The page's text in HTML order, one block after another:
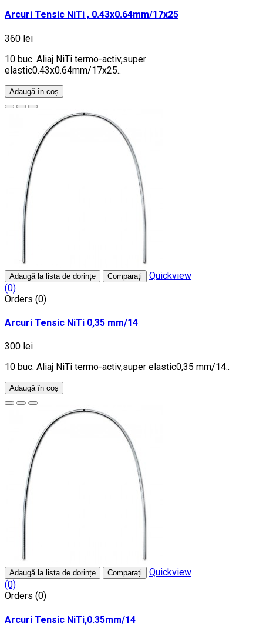
Arcuri Tensic NiTi , 0.43x0.64mm/17x25
360 lei
10 buc. Aliaj NiTi termo-activ,super
elastic0.43x0.64mm/17x25..
Adaugă în coș
Adaugă la lista de dorințe Comparați
Quickview
(0)
Orders (0)
Arcuri Tensic NiTi 0,35 mm/14
300 lei
10 buc. Aliaj NiTi termo-activ,super elastic0,35 mm/14..
Adaugă în coș
Adaugă la lista de dorințe Comparați
Quickview
(0)
Orders (0)
Arcuri Tensic NiTi,0.35mm/14